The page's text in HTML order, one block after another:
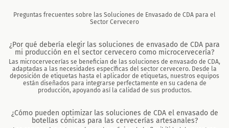
Preguntas frecuentes sobre las Soluciones de Envasado de CDA para el
Sector Cervecero
¿Por qué debería elegir las soluciones de envasado de CDA para
mi producción en el sector cervecero como microcervecería?
Las microcervecerías se benefician de las soluciones de envasado de CDA,
adaptadas a las necesidades específicas del sector cervecero. Desde la
deposición de etiquetas hasta el aplicador de etiquetas, nuestros equipos
están diseñados para integrarse perfectamente en su cadena de
producción, apoyando así la calidad de sus productos.
¿Cómo pueden optimizar las soluciones de CDA el envasado de
botellas cónicas para las cervecerías artesanales?